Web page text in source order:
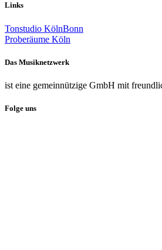
Links
Tonstudio KölnBonn
Proberäume Köln
Das Musiknetzwerk
ist eine gemeinnützige GmbH mit
Folge uns